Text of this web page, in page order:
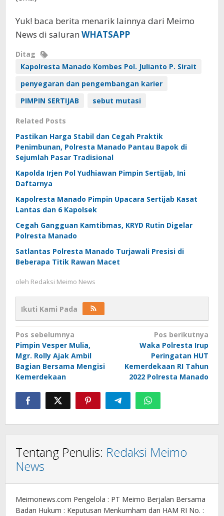
Yuk! baca berita menarik lainnya dari Meimo
News di saluran WHATSAPP
Ditag
Kapolresta Manado Kombes Pol. Julianto P. Sirait
penyegaran dan pengembangan karier
PIMPIN SERTIJAB
sebut mutasi
Related Posts
Pastikan Harga Stabil dan Cegah Praktik
Penimbunan, Polresta Manado Pantau Bapok di
Sejumlah Pasar Tradisional
Kapolda Irjen Pol Yudhiawan Pimpin Sertijab, Ini
Daftarnya
Kapolresta Manado Pimpin Upacara Sertijab Kasat
Lantas dan 6 Kapolsek
Cegah Gangguan Kamtibmas, KRYD Rutin Digelar
Polresta Manado
Satlantas Polresta Manado Turjawali Presisi di
Beberapa Titik Rawan Macet
oleh Redaksi Meimo News
Ikuti Kami Pada
Navigasi
pos
Pos sebelumnya
Pimpin Vesper Mulia,
Mgr. Rolly Ajak Ambil
Bagian Bersama Mengisi
Kemerdekaan
Pos berikutnya
Waka Polresta Irup
Peringatan HUT
Kemerdekaan RI Tahun
2022 Polresta Manado
Tentang Penulis: Redaksi Meimo
News
Meimonews.com Pengelola : PT Meimo Berjalan Bersama
Badan Hukum : Keputusan Menkumham dan HAM RI No. :